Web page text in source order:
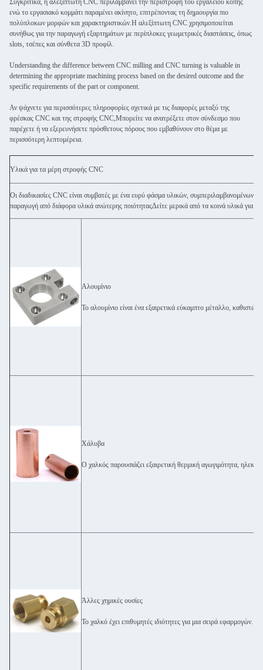
Συγκριτικά, η αλεξίπτωτη CNC περιλαμβάνει την περιστροφή του εργαλείου κοπής
ενώ το εργασιακό κομμάτι παραμένει ακίνητο, επιτρέποντας τη δημιουργία πιο
πολύπλοκων μορφών και χαρακτηριστικών.Η αλεξίπτωτη CNC χρησιμοποιείται
συνήθως για την παραγωγή εξαρτημάτων με περίπλοκες γεωμετρικές διαστάσεις, όπως
slots, τσέπες και σύνθετα 3D προφίλ.
Understanding the difference between CNC milling and CNC turning is valuable in
determining the appropriate machining process based on the desired outcome and the
specific requirements of the part or component.
Αν ψάχνετε για περισσότερες πληροφορίες σχετικά με τις διαφορές μεταξύ της
φρέσκας CNC και της στροφής CNC,Μπορείτε να ανατρέξετε στον σύνδεσμο που
παρέχετε ή να εξερευνήσετε πρόσθετους πόρους που εμβαθύνουν στο θέμα με
περισσότερη λεπτομέρεια.
Υλικά για τα μέρη στροφής CNC
Οι διαδικασίες CNC είναι συμβατές με ένα ευρύ φάσμα υλικών,
παραγωγή από διάφορα υλικά ανώτερης ποιότηταςΔείτε μερικά από τα κοινά υλικά για
Αλουμίνιο
Το αλουμίνιο είναι ένα εξαιρετικά εύκαμπτο μέταλλο,
Χάλυβα
Ο χαλκός παρουσιάζει εξαιρετική θερμική αγωγιμότητα,
Άλλες χημικές ουσίες
Το χαλκό έχει επιθυμητές ιδιότητες για μια σειρά εφαρμογών.